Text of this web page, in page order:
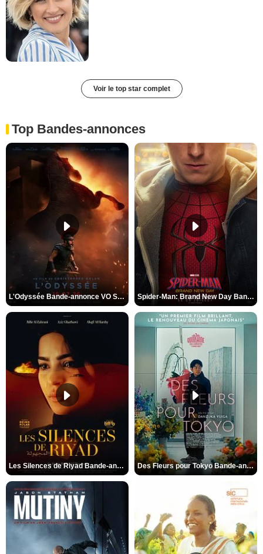
Voir le top star complet
Top Bandes-annonces
L'Odyssée Bande-annonce VO STFR Spider-Man: Brand New Day Bande-annonce VO STFR
Les Silences de Riyad Bande-annonce VO STFR Des Fleurs pour Tokyo Bande-annonce VO STFR